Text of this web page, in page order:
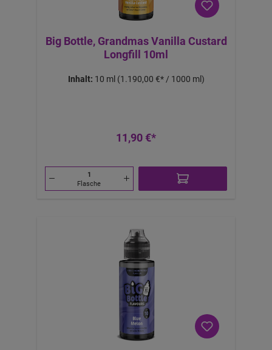
Big Bottle, Grandmas Vanilla Custard
Longfill 10ml
Inhalt: 10 ml (1.190,00 €* / 1000 ml)
11,90 €*
Flasche